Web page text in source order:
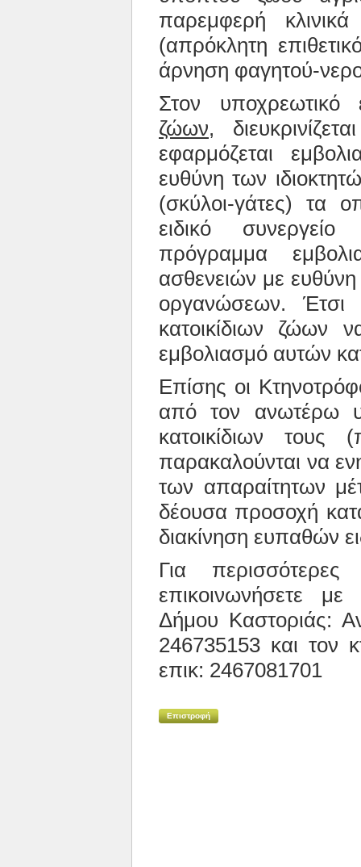
παρεμφερή
(απρόκλητη
άρνηση φαγητού-
Στον
ζώων,
εφαρμόζεται
ευθύνη των
(σκύλοι-γάτες) τα
ειδικό
πρόγραμμα
ασθενειών με
οργανώσεων.
κατοικίδιων ζώων
εμβολιασμό αυτών
Επίσης οι
από τον ανωτέρω
κατοικίδιων τους
παρακαλούνται να
των απαραίτητων
δέουσα προσοχή
διακίνηση ευπαθών
Για
επικοινωνήσετε
Δήμου Καστοριάς:
246735153 και τον
επικ: 2467081701